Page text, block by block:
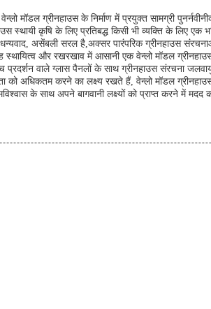
मॉडल ग्रीनहाउस के निर्माण में प्रयुक्त सामग्री
कृषि के लिए प्रतिबद्ध किसी भी व्यक्ति के लिए एक
असेंबली सरल है,अक्सर पारंपरिक ग्रीनहाउस
और रखरखाव में आसानी एक वेन्लो मॉडल
वाले ग्लास पैनलों के साथ ग्रीनहाउस संरचना
अधिकतम करने का लक्ष्य रखते हैं, वेन्लो मॉडल
के साथ अपने बागवानी लक्ष्यों को प्राप्त करने में मदद